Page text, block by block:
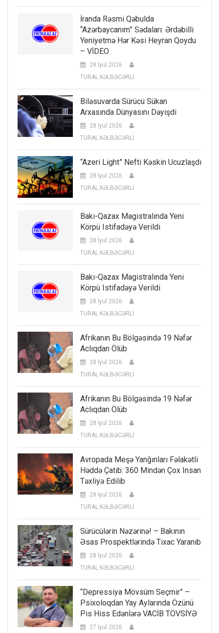
İranda Rəsmi Qəbulda
“Azərbaycanım” Sədaları: Ərdəbilli
Yeniyetmə Hər Kəsi Heyran Qoydu
– VİDEO
28 İyul 2026
TURAL KƏLBƏCƏRLİ
Biləsuvarda Sürücü Sükan
Arxasında Dünyasını Dəyişdi
28 İyul 2026
TURAL KƏLBƏCƏRLİ
“Azeri Light” Nefti Kəskin Ucuzlaşdı
28 İyul 2026
TURAL KƏLBƏCƏRLİ
Bakı-Qazax Magistralında Yeni
Körpü Istifadəyə Verildi
28 İyul 2026
TURAL KƏLBƏCƏRLİ
Bakı-Qazax Magistralında Yeni
Körpü Istifadəyə Verildi
28 İyul 2026
TURAL KƏLBƏCƏRLİ
Afrikanın Bu Bölgəsində 19 Nəfər
Aclıqdan Ölüb
28 İyul 2026
TURAL KƏLBƏCƏRLİ
Afrikanın Bu Bölgəsində 19 Nəfər
Aclıqdan Ölüb
28 İyul 2026
TURAL KƏLBƏCƏRLİ
Avropada Meşə Yanğınları Fəlakətli
Həddə Çatıb: 360 Mindən Çox Insan
Təxliyə Edilib
28 İyul 2026
TURAL KƏLBƏCƏRLİ
Sürücülərin Nəzərinə! – Bakının
Əsas Prospektlərində Tıxac Yaranıb
28 İyul 2026
TURAL KƏLBƏCƏRLİ
“Depressiya Mövsüm Seçmir” –
Psixoloqdan Yay Aylarında Özünü
Pis Hiss Edənlərə VACİB TÖVSİYƏ
27 İyul 2026